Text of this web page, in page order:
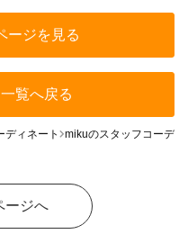
ージを見る
覧へ戻る
ディネート mikuのスタッフコーディ
ージへ